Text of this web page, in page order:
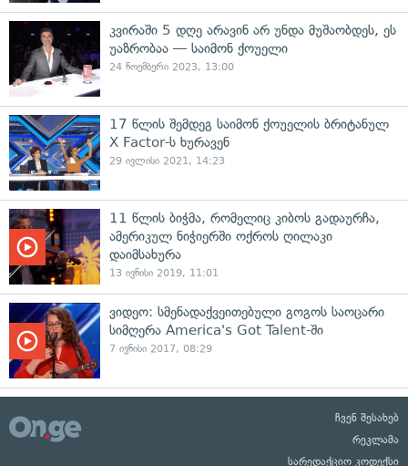
კვირაში 5 დღე არავინ არ უნდა მუშაობდეს, ეს
უაზრობაა — საიმონ ქოუელი
24 ნოემბერი 2023, 13:00
17 წლის შემდეგ საიმონ ქოუელის ბრიტანულ
X Factor-ს ხურავენ
29 ივლისი 2021, 14:23
11 წლის ბიჭმა, რომელიც კიბოს გადაურჩა,
ამერიკულ ნიჭიერში ოქროს ღილაკი
დაიმსახურა
13 ივნისი 2019, 11:01
ვიდეო: სმენადაქვეითებული გოგოს საოცარი
სიმღერა America's Got Talent-ში
7 ივნისი 2017, 08:29
ჩვენ შესახებ
რეკლამა
სარედაქციო კოდექსი